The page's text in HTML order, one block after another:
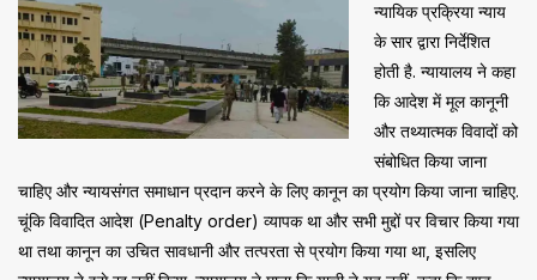
न्यायिक प्रक्रिया न्याय
के सार द्वारा निर्देशित
होती है. न्यायालय ने कहा
कि आदेश में मूल कानूनी
और तथ्यात्मक विवादों को
संबोधित किया जाना
चाहिए और न्यायसंगत समाधान प्रदान करने के लिए कानून का प्रयोग किया जाना चाहिए.
चूंकि विवादित आदेश (Penalty order) व्यापक था और सभी मुद्दों पर विचार किया गया
था तथा कानून का उचित सावधानी और तत्परता से प्रयोग किया गया था, इसलिए